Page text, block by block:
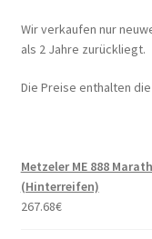
Wir verkaufen nur
als 2 Jahre zurückliegt.
Die Preise enthalten
Metzeler ME 888
(Hinterreifen)
267.68€